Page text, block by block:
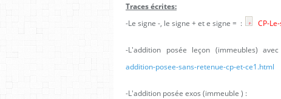
Traces écrites:
-Le signe -, le signe + et e signe = :
CP-
-L'addition posée leçon (immeubles)
addition-posee-sans-retenue-cp-et-ce1.html
-L'addition posée exos (immeuble ) :